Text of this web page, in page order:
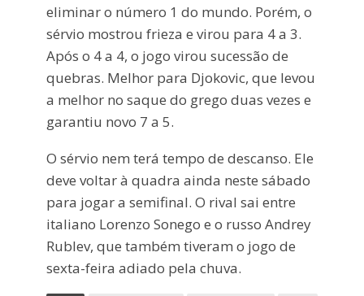
eliminar o número 1 do mundo. Porém, o
sérvio mostrou frieza e virou para 4 a 3.
Após o 4 a 4, o jogo virou sucessão de
quebras. Melhor para Djokovic, que levou
a melhor no saque do grego duas vezes e
garantiu novo 7 a 5.
O sérvio nem terá tempo de descanso. Ele
deve voltar à quadra ainda neste sábado
para jogar a semifinal. O rival sai entre
italiano Lorenzo Sonego e o russo Andrey
Rublev, que também tiveram o jogo de
sexta-feira adiado pela chuva.